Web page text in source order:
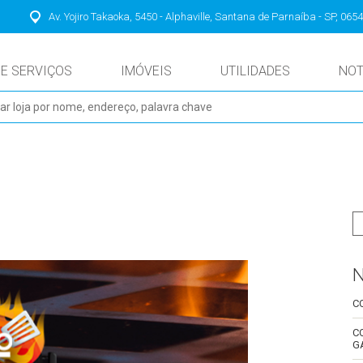
Av. Yojiro Takaoka, 5450 - Alphaville, Santana de Parnaíba - SP,
SERVIÇOS IMÓVEIS UTILIDADES